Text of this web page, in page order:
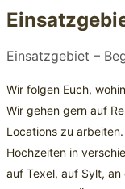
Einsatzgebiet –
Wir folgen Euch,
Wir gehen gern auf
Locations zu
Hochzeiten in
auf Texel, auf Sylt,